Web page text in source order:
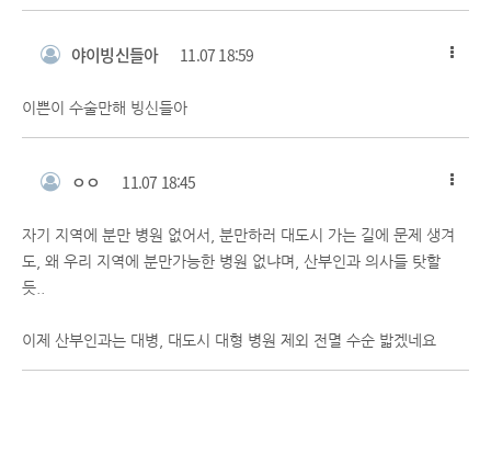
야이빙신들아 11.07 18:59
이쁜이 수술만해 빙신들아
ㅇㅇ 11.07 18:45
자기 지역에 분만 병원 없어서, 분만하러 대도시 가는 길에 문제 생겨
도, 왜 우리 지역에 분만가능한 병원 없냐며, 산부인과 의사들 탓할
듯..
이제 산부인과는 대병, 대도시 대형 병원 제외 전멸 수순 밟겠네요